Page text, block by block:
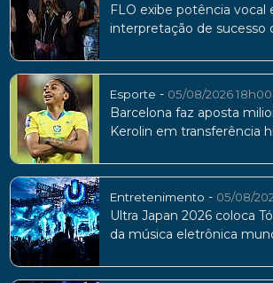
FLO exibe potência vocal
interpretação de sucesso
Esporte - 05/08/2026
Barcelona faz aposta
Kerolin em transferência
Entretenimento - 05/08/
Ultra Japan 2026 coloca
da música eletrônica